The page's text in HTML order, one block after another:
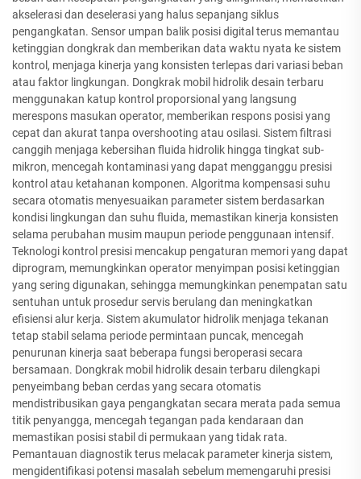
akselerasi dan deselerasi yang halus sepanjang siklus
pengangkatan. Sensor umpan balik posisi digital terus memantau
ketinggian dongkrak dan memberikan data waktu nyata ke sistem
kontrol, menjaga kinerja yang konsisten terlepas dari variasi beban
atau faktor lingkungan. Dongkrak mobil hidrolik desain terbaru
menggunakan katup kontrol proporsional yang langsung
merespons masukan operator, memberikan respons posisi yang
cepat dan akurat tanpa overshooting atau osilasi. Sistem filtrasi
canggih menjaga kebersihan fluida hidrolik hingga tingkat sub-
mikron, mencegah kontaminasi yang dapat mengganggu presisi
kontrol atau ketahanan komponen. Algoritma kompensasi suhu
secara otomatis menyesuaikan parameter sistem berdasarkan
kondisi lingkungan dan suhu fluida, memastikan kinerja konsisten
selama perubahan musim maupun periode penggunaan intensif.
Teknologi kontrol presisi mencakup pengaturan memori yang dapat
diprogram, memungkinkan operator menyimpan posisi ketinggian
yang sering digunakan, sehingga memungkinkan penempatan satu
sentuhan untuk prosedur servis berulang dan meningkatkan
efisiensi alur kerja. Sistem akumulator hidrolik menjaga tekanan
tetap stabil selama periode permintaan puncak, mencegah
penurunan kinerja saat beberapa fungsi beroperasi secara
bersamaan. Dongkrak mobil hidrolik desain terbaru dilengkapi
penyeimbang beban cerdas yang secara otomatis
mendistribusikan gaya pengangkatan secara merata pada semua
titik penyangga, mencegah tegangan pada kendaraan dan
memastikan posisi stabil di permukaan yang tidak rata.
Pemantauan diagnostik terus melacak parameter kinerja sistem,
mengidentifikasi potensi masalah sebelum memengaruhi presisi